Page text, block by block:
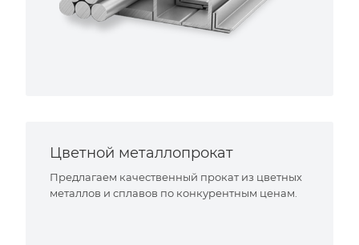
Цветной металлопрокат
Предлагаем качественный прокат из цветных
металлов и сплавов по конкурентным ценам.